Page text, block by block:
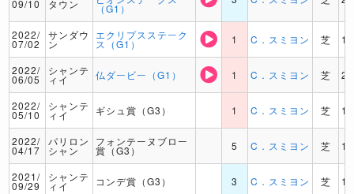
09/10 タウン （G1）
2022/
07/02
サンダウ
ン
エクリプスステーク
ス（G1） 1 C．スミヨン 芝
2022/
06/05
シャンテ
ィイ 仏ダービー（G1） 1 C．スミヨン 芝
2022/
05/10
シャンテ
ィイ ギシュ賞（G3） 1 C．スミヨン 芝
2022/
04/17
パリロン
シャン
フォンテーヌブロー
賞（G3） 5 C．スミヨン 芝
2021/
09/29
シャンテ
ィイ コンデ賞（G3） 3 C．スミヨン 芝